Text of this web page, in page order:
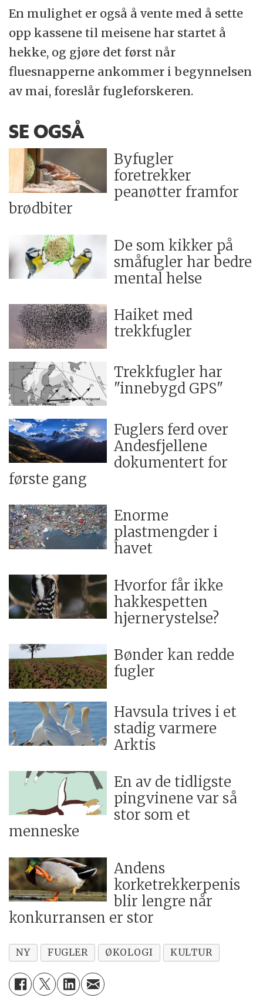
En mulighet er også å vente med å sette
opp kassene til meisene har startet å
hekke, og gjøre det først når
fluesnapperne ankommer i begynnelsen
av mai, foreslår fugleforskeren.
SE OGSÅ
Byfugler
foretrekker
peanøtter framfor
brødbiter
De som kikker på
småfugler har bedre
mental helse
Haiket med
trekkfugler
Trekkfugler har
"innebygd GPS"
Fuglers ferd over
Andesfjellene
dokumentert for
første gang
Enorme
plastmengder i
havet
Hvorfor får ikke
hakkespetten
hjernerystelse?
Bønder kan redde
fugler
Havsula trives i et
stadig varmere
Arktis
En av de tidligste
pingvinene var så
stor som et
menneske
Andens
korketrekkerpenis
blir lengre når
konkurransen er stor
NY FUGLER ØKOLOGI KULTUR